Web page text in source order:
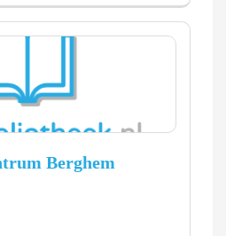
Berghem